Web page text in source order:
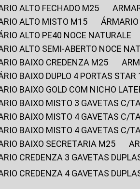
ALTO FECHADO M25
ALTO MISTO M15
ALTO PE40 NOCE NATURALE
ALTO SEMI-ABERTO NOCE
BAIXO CREDENZA M25
BAIXO DUPLO 4 PORTAS
BAIXO GOLD COM NICHO
BAIXO MISTO 3 GAVETAS C/
BAIXO MISTO 4 GAVETAS C/
BAIXO MISTO 4 GAVETAS C/
BAIXO SECRETARIA M25
CREDENZA 3 GAVETAS
CREDENZA 4 GAVETAS